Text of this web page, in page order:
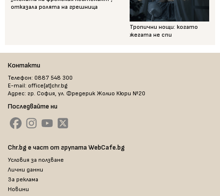
отказала ролята на грешница
Тропични нощи: когато
жегата не спи
Контакти
Телефон: 0887 548 300
E-mail: office[at]chr.bg
Адрес: гр. София, ул. Фредерик Жолио Кюри №20
Последвайте ни
Chr.bg е част от групата WebCafe.bg
Условия за ползване
Лични данни
За реклама
Новини